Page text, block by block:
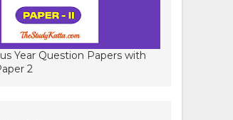
Year Question Papers with
2